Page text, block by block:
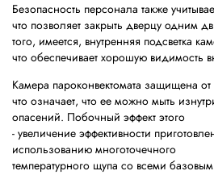
Безопасность персонала также
что позволяет закрыть дверцу одним
того, имеется, внутренняя подсветка
что обеспечивает хорошую видимость
Камера пароконвектомата защищена
что означает, что ее можно мыть
опасений. Побочный эффект этого
- увеличение эффективности
использованию многоточечного
температурного щупа со всеми